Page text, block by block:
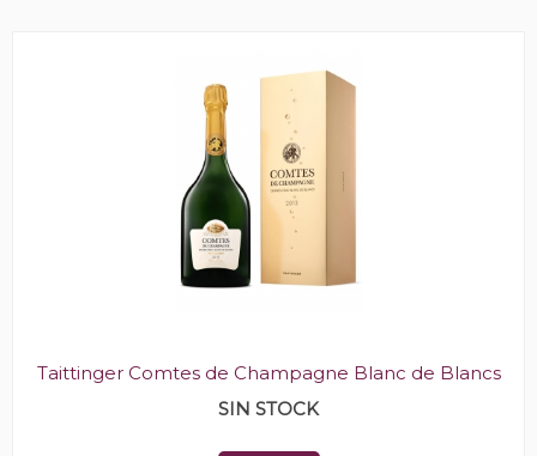
Taittinger Comtes de Champagne Blanc de Blancs
SIN STOCK